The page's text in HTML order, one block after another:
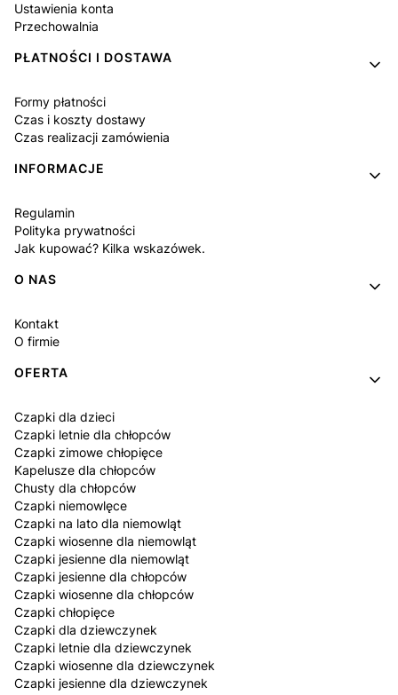
Ustawienia konta
Przechowalnia
PŁATNOŚCI I DOSTAWA
Formy płatności
Czas i koszty dostawy
Czas realizacji zamówienia
INFORMACJE
Regulamin
Polityka prywatności
Jak kupować? Kilka wskazówek.
O NAS
Kontakt
O firmie
OFERTA
Czapki dla dzieci
Czapki letnie dla chłopców
Czapki zimowe chłopięce
Kapelusze dla chłopców
Chusty dla chłopców
Czapki niemowlęce
Czapki na lato dla niemowląt
Czapki wiosenne dla niemowląt
Czapki jesienne dla niemowląt
Czapki jesienne dla chłopców
Czapki wiosenne dla chłopców
Czapki chłopięce
Czapki dla dziewczynek
Czapki letnie dla dziewczynek
Czapki wiosenne dla dziewczynek
Czapki jesienne dla dziewczynek